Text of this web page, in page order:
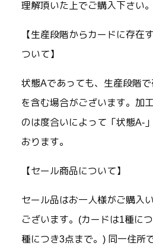
理解頂いた上でご購入下さい。
【生産段階からカードに存在
ついて】
状態Aであっても、生産段階
を含む場合がございます。加
のは度合いによって「状態A-
おります。
【セール商品について】
セール品はお一人様がご購入
ございます。(カードは1種に
種につき3点まで。) 同一住所